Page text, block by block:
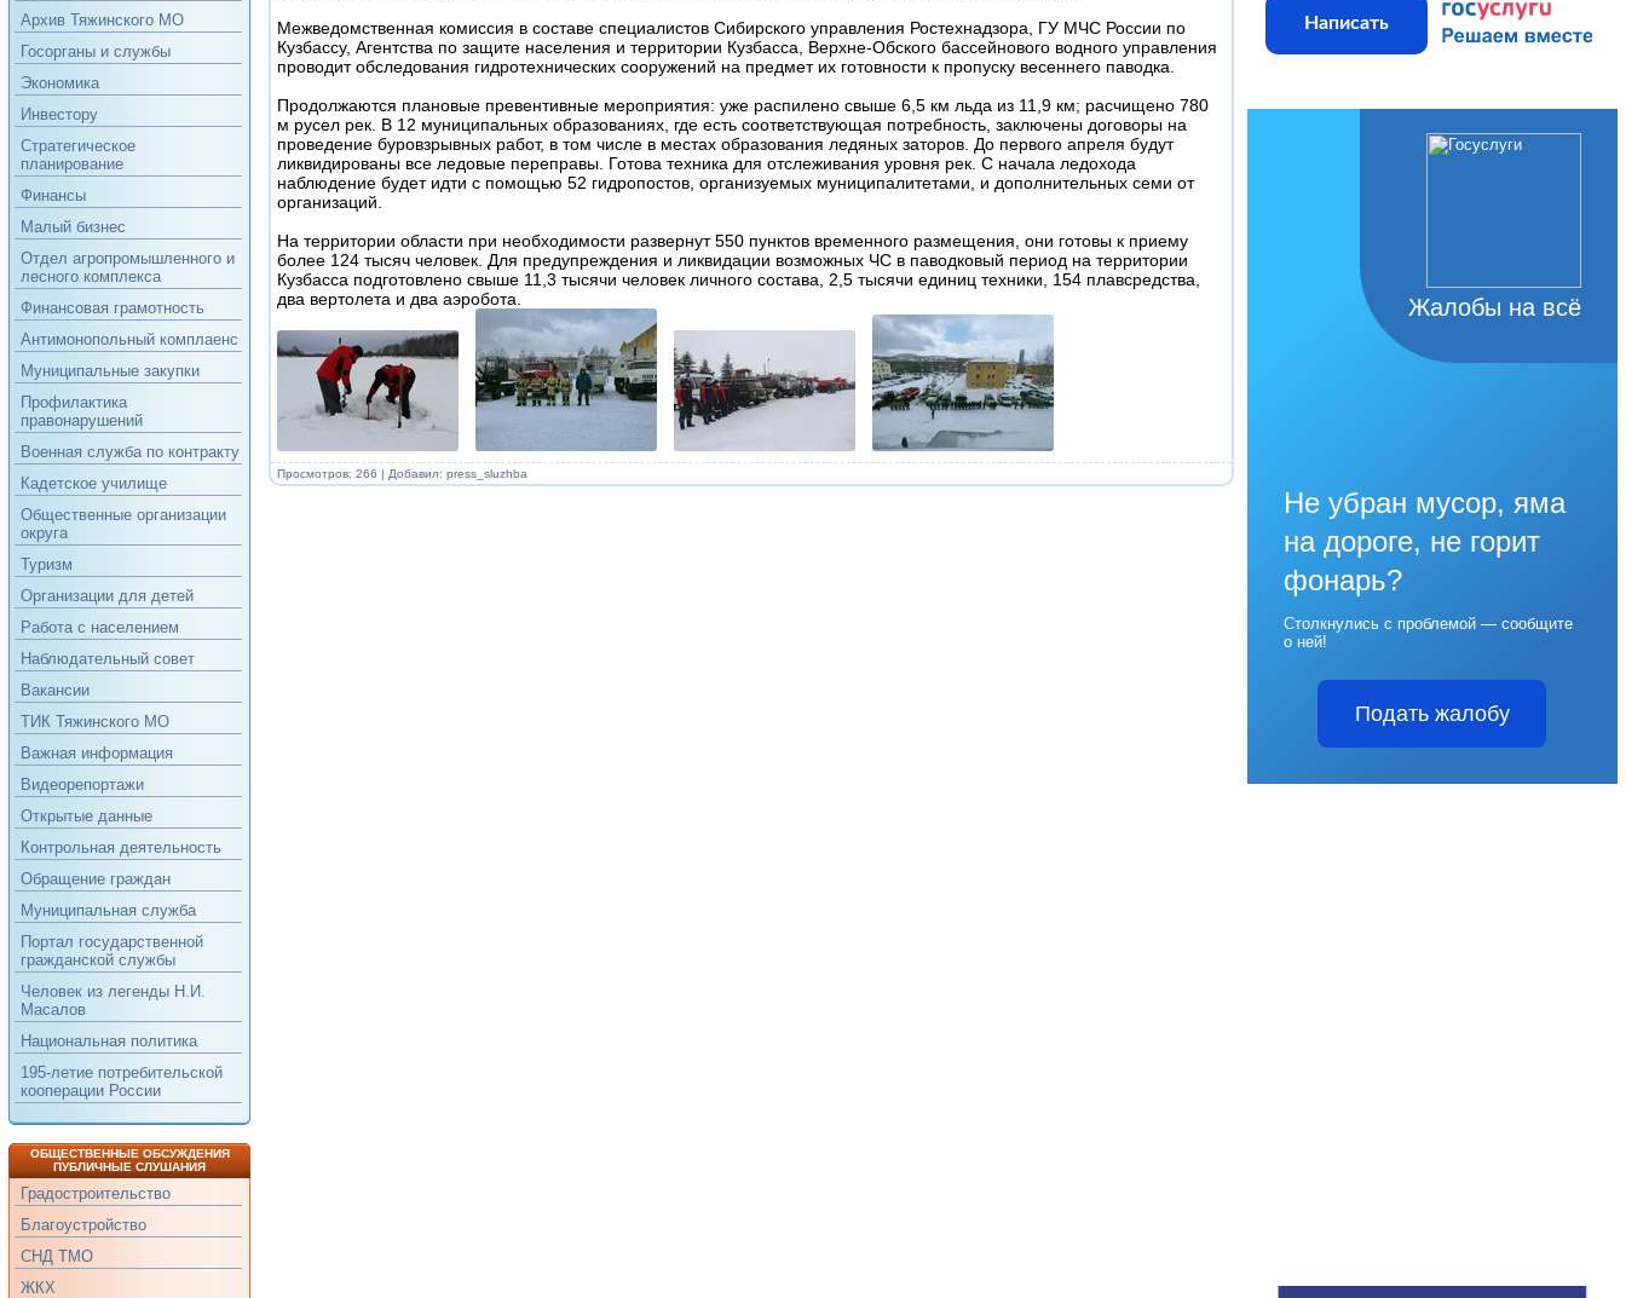
Архив Тяжинского МО
Госорганы и службы
Экономика
Инвестору
Стратегическое
планирование
Финансы
Малый бизнес
Отдел агропромышленного и
лесного комплекса
Финансовая грамотность
Антимонопольный комплаенс
Муниципальные закупки
Профилактика
правонарушений
Военная служба по контракту
Кадетское училище
Общественные организации
округа
Туризм
Организации для детей
Работа с населением
Наблюдательный совет
Вакансии
ТИК Тяжинского МО
Важная информация
Видеорепортажи
Открытые данные
Контрольная деятельность
Обращение граждан
Муниципальная служба
Портал государственной
гражданской службы
Человек из легенды Н.И.
Масалов
Национальная политика
195-летие потребительской
кооперации России
ОБЩЕСТВЕННЫЕ ОБСУЖДЕНИЯ
ПУБЛИЧНЫЕ СЛУШАНИЯ
Градостроительство
Благоустройство
СНД ТМО
ЖКХ
Межведомственная комиссия в составе специалистов Сибирского управления Ростехнадзора, ГУ МЧС России по
Кузбассу, Агентства по защите населения и территории Кузбасса, Верхне-Обского бассейнового водного управления
проводит обследования гидротехнических сооружений на предмет их готовности к пропуску весеннего паводка.
Продолжаются плановые превентивные мероприятия: уже распилено свыше 6,5 км льда из 11,9 км; расчищено 780
м русел рек. В 12 муниципальных образованиях, где есть соответствующая потребность, заключены договоры на
проведение буровзрывных работ, в том числе в местах образования ледяных заторов. До первого апреля будут
ликвидированы все ледовые переправы. Готова техника для отслеживания уровня рек. С начала ледохода
наблюдение будет идти с помощью 52 гидропостов, организуемых муниципалитетами, и дополнительных семи от
организаций.
На территории области при необходимости развернут 550 пунктов временного размещения, они готовы к приему
более 124 тысяч человек. Для предупреждения и ликвидации возможных ЧС в паводковый период на территории
Кузбасса подготовлено свыше 11,3 тысячи человек личного состава, 2,5 тысячи единиц техники, 154 плавсредства,
два вертолета и два аэробота.
Просмотров: 266 | Добавил: press_sluzhba
Написать
Жалобы на всё
Не убран мусор, яма
на дороге, не горит
фонарь?
Столкнулись с проблемой — сообщите
о ней!
Подать жалобу